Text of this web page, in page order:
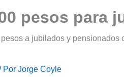
pesos para
a jubilados y pensionados
Por Jorge Coyle